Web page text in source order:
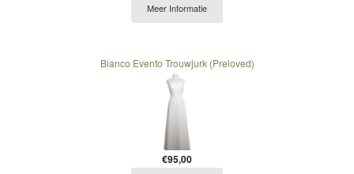
Meer Informatie
Bianco Evento Trouwjurk (Preloved)
€95,00